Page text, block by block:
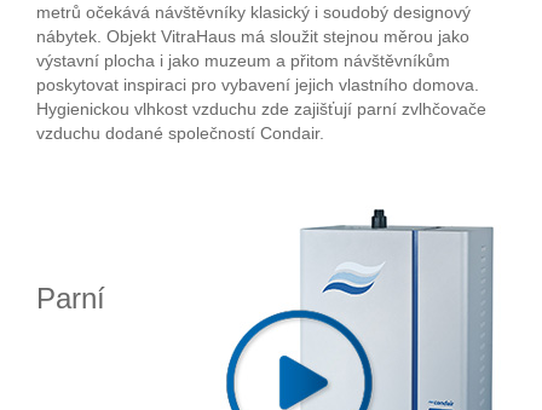
metrů očekává návštěvníky klasický i soudobý designový
nábytek. Objekt VitraHaus má sloužit stejnou měrou jako
výstavní plocha i jako muzeum a přitom návštěvníkům
poskytovat inspiraci pro vybavení jejich vlastního domova.
Hygienickou vlhkost vzduchu zde zajišťují parní zvlhčovače
vzduchu dodané společností Condair.
Parní